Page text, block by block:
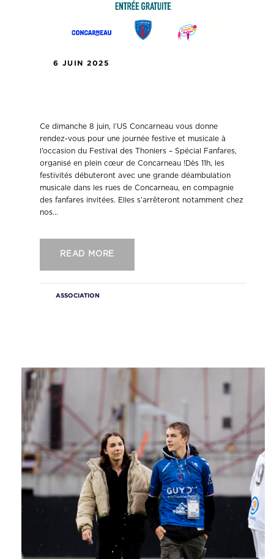
6 JUIN 2025
Ce dimanche 8 juin, l’US Concarneau vous donne
rendez-vous pour une journée festive et musicale à
l’occasion du Festival des Thoniers – Spécial Fanfares,
organisé en plein cœur de Concarneau !Dès 11h, les
festivités débuteront avec une grande déambulation
musicale dans les rues de Concarneau, en compagnie
des fanfares invitées. Elles s’arrêteront notamment chez
nos...
READ MORE
ASSOCIATION